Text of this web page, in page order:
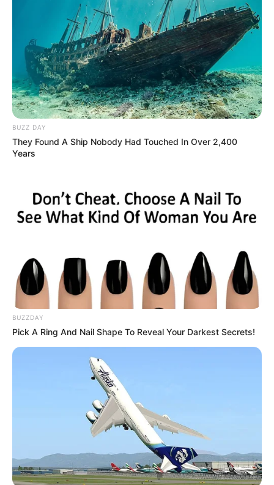
BUZZ DAY
They Found A Ship Nobody Had Touched In Over 2,400
Years
BUZZDAY
Pick A Ring And Nail Shape To Reveal Your Darkest Secrets!